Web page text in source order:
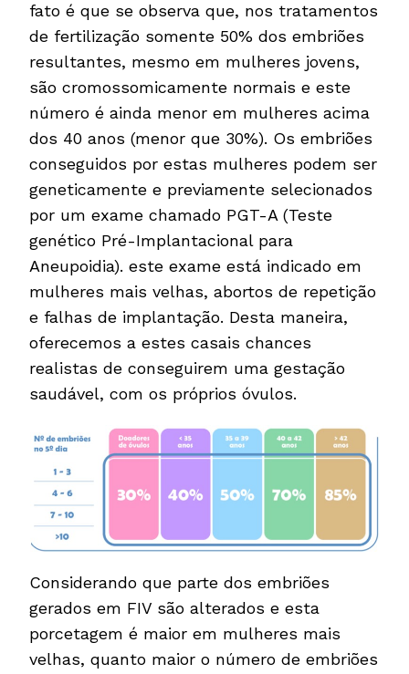
fato é que se observa que, nos tratamentos
de fertilização somente 50% dos embriões
resultantes, mesmo em mulheres jovens,
são cromossomicamente normais e este
número é ainda menor em mulheres acima
dos 40 anos (menor que 30%). Os embriões
conseguidos por estas mulheres podem ser
geneticamente e previamente selecionados
por um exame chamado PGT-A (Teste
genético Pré-Implantacional para
Aneupoidia). este exame está indicado em
mulheres mais velhas, abortos de repetição
e falhas de implantação. Desta maneira,
oferecemos a estes casais chances
realistas de conseguirem uma gestação
saudável, com os próprios óvulos.
Considerando que parte dos embriões
gerados em FIV são alterados e esta
porcetagem é maior em mulheres mais
velhas, quanto maior o número de embriões